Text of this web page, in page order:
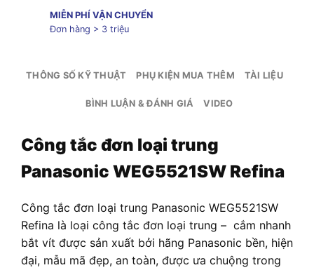
MIỄN PHÍ VẬN CHUYỂN
Đơn hàng > 3 triệu
THÔNG SỐ KỸ THUẬT PHỤ KIỆN MUA THÊM TÀI LIỆU
BÌNH LUẬN & ĐÁNH GIÁ VIDEO
Công tắc đơn loại trung
Panasonic WEG5521SW Refina
Công tắc đơn loại trung Panasonic WEG5521SW
Refina là loại công tắc đơn loại trung – cắm nhanh
bắt vít được sản xuất bởi hãng Panasonic bền, hiện
đại, mẫu mã đẹp, an toàn, được ưa chuộng trong